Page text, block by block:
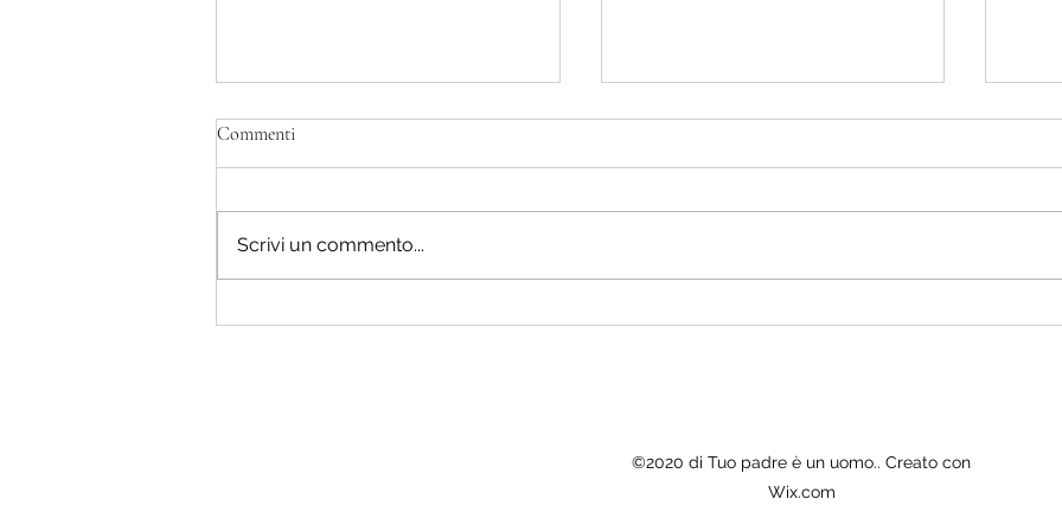
L'insegnamento nascosto.
La ragazzina e il palloncino.
Commenti
Scrivi un commento...
©2020 di Tuo padre è un uomo.. Creato con
Wix.com